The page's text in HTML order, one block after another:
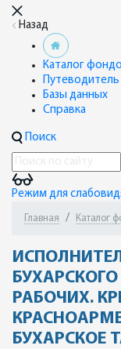
Назад
Каталог
Путеводитель
Базы данных
Справка
Поиск
Режим для
Главная Каталог
РАБОЧИХ.
БУХАРСКОЕ